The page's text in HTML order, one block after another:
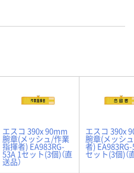
エスコ 390x 90mm
腕章(メッシュ/作業
指揮者) EA983RG-
53A 1セット(3個)（直
送品）
エスコ 390x
腕章(メッシ
者)
セット(3個)（